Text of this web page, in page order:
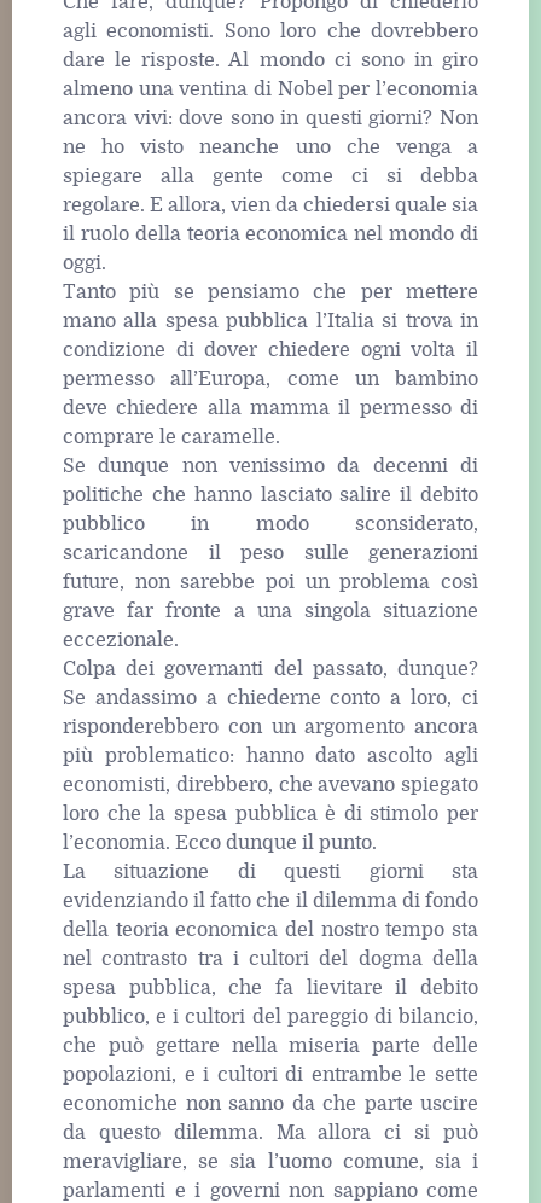
agli economisti. Sono loro che dovrebbero
dare le risposte. Al mondo ci sono in giro
almeno una ventina di Nobel per l’economia
ancora vivi: dove sono in questi giorni? Non
ne ho visto neanche uno che venga a
spiegare alla gente come ci si debba
regolare. E allora, vien da chiedersi quale sia
il ruolo della teoria economica nel mondo di
oggi.
Tanto più se pensiamo che per mettere
mano alla spesa pubblica l’Italia si trova in
condizione di dover chiedere ogni volta il
permesso all’Europa, come un bambino
deve chiedere alla mamma il permesso di
comprare le caramelle.
Se dunque non venissimo da decenni di
politiche che hanno lasciato salire il debito
pubblico in modo sconsiderato,
scaricandone il peso sulle generazioni
future, non sarebbe poi un problema così
grave far fronte a una singola situazione
eccezionale.
Colpa dei governanti del passato, dunque?
Se andassimo a chiederne conto a loro, ci
risponderebbero con un argomento ancora
più problematico: hanno dato ascolto agli
economisti, direbbero, che avevano spiegato
loro che la spesa pubblica è di stimolo per
l’economia. Ecco dunque il punto.
La situazione di questi giorni sta
evidenziando il fatto che il dilemma di fondo
della teoria economica del nostro tempo sta
nel contrasto tra i cultori del dogma della
spesa pubblica, che fa lievitare il debito
pubblico, e i cultori del pareggio di bilancio,
che può gettare nella miseria parte delle
popolazioni, e i cultori di entrambe le sette
economiche non sanno da che parte uscire
da questo dilemma. Ma allora ci si può
meravigliare, se sia l’uomo comune, sia i
parlamenti e i governi non sappiano come